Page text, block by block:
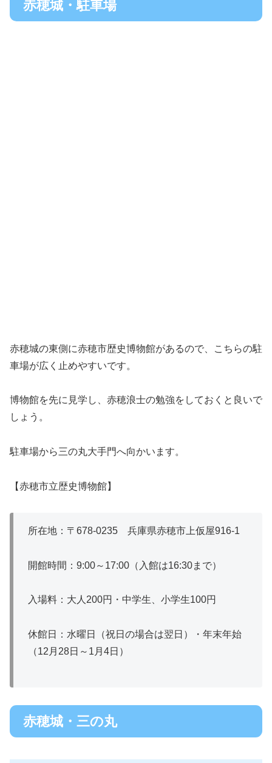
赤穂城・駐車場
赤穂城の東側に赤穂市歴史博物館があるので、こちらの駐
車場が広く止めやすいです。
博物館を先に見学し、赤穂浪士の勉強をしておくと良いで
しょう。
駐車場から三の丸大手門へ向かいます。
【赤穂市立歴史博物館】
所在地：〒678-0235 兵庫県赤穂市上仮屋916-1
開館時間：9:00～17:00（入館は16:30まで）
入場料：大人200円・中学生、小学生100円
休館日：水曜日（祝日の場合は翌日）・年末年始
（12月28日～1月4日）
赤穂城・三の丸